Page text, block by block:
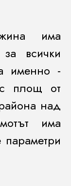
има
всички
именно -
площ от
над
има